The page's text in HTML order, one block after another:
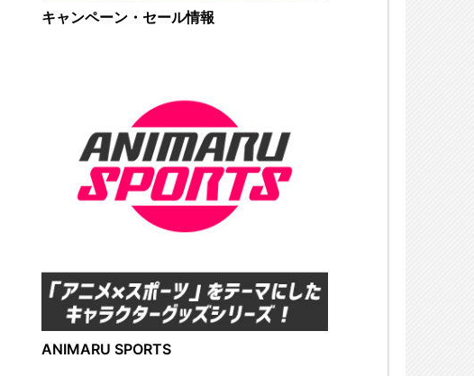
キャンペーン・セール情報
ANIMARU SPORTS